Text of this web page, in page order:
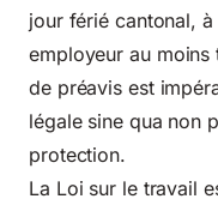
jour férié cantonal,
employeur au
de préavis est
légale sine qua non
protection.
La Loi sur le travail